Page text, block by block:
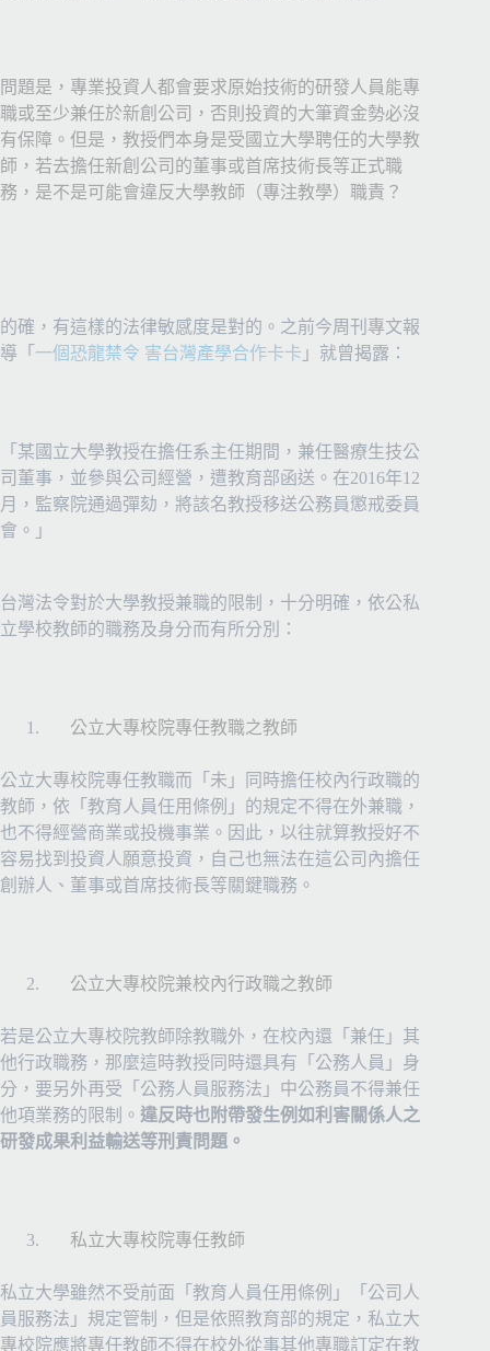
問題是，專業投資人都會要求原始技術的研發人員能專
職或至少兼任於新創公司，否則投資的大筆資金勢必沒
有保障。但是，教授們本身是受國立大學聘任的大學教
師，若去擔任新創公司的董事或首席技術長等正式職
務，是不是可能會違反大學教師（專注教學）職責？
的確，有這樣的法律敏感度是對的。之前今周刊專文報
導「 一個恐龍禁令 害台灣產學合作卡卡 」就曾揭露：
「 某國立大學教授在擔任系主任期間，兼任醫療生技公
司董事，並參與公司經營，遭教育部函送。在2016年12
月，監察院通過彈劾，將該名教授移送公務員懲戒委員
會。 」
台灣法令對於大學教授兼職的限制，十分明確，依公私
立學校教師的職務及身分而有所分別：
公立大專校院專任教職之教師
公立大專校院專任教職而「未」同時擔任校內行政職的
教師，依「教育人員任用條例」的規定不得在外兼職，
也不得經營商業或投機事業。因此，以往就算教授好不
容易找到投資人願意投資，自己也無法在這公司內擔任
創辦人、董事或首席技術長等關鍵職務。
公立大專校院兼校內行政職之教師
若是公立大專校院教師除教職外，在校內還「兼任」其
他行政職務，那麼這時教授同時還具有「公務人員」身
分，要另外再受「公務人員服務法」中公務員不得兼任
他項業務的限制。 違反時也附帶發生例如利害關係人之
研發成果利益輸送等刑責問題。
私立大專校院專任教師
私立大學雖然不受前面「教育人員任用條例」「公司人
員服務法」規定管制，但是依照教育部的規定，私立大
專校院應將專任教師不得在校外從事其他專職訂定在教